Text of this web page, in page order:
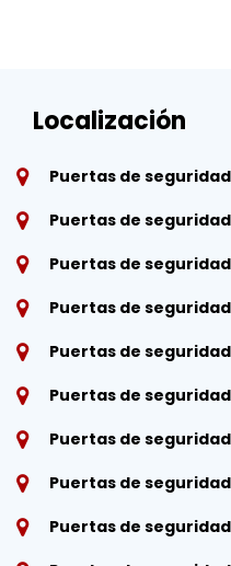
Localización
Puertas de
Puertas de
Puertas de
Puertas de
Puertas de
Puertas de
Puertas de
Puertas de seguridad
Puertas de